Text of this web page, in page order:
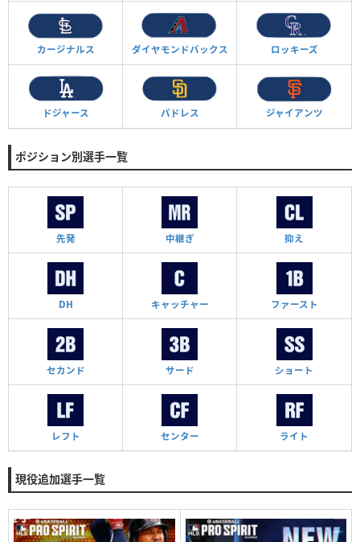
カージナルス ダイヤモンドバックス ロッキーズ
ドジャース パドレス ジャイアンツ
ポジション別選手一覧
先発 中継ぎ 抑え
DH キャッチャー ファースト
セカンド サード ショート
レフト センター ライト
現役追加選手一覧